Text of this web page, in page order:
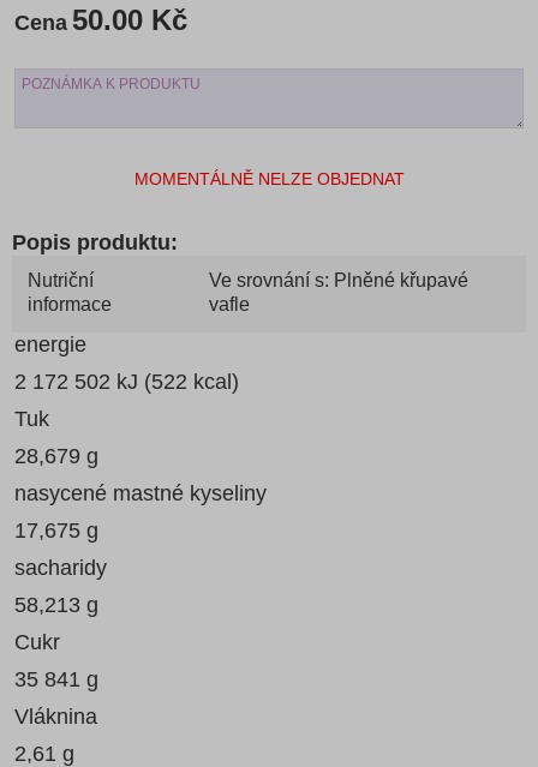
Cena 50.00 Kč
MOMENTÁLNĚ NELZE OBJEDNAT
Popis produktu:
Nutriční
informace
Ve srovnání s: Plněné křupavé
vafle
energie
2 172 502 kJ (522 kcal)
Tuk
28,679 g
nasycené mastné kyseliny
17,675 g
sacharidy
58,213 g
Cukr
35 841 g
Vláknina
2,61 g